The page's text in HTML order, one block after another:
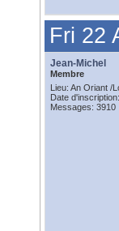
Fri 22
Jean-Michel
Membre
Lieu: An Oriant /
Date
Messages: 3910